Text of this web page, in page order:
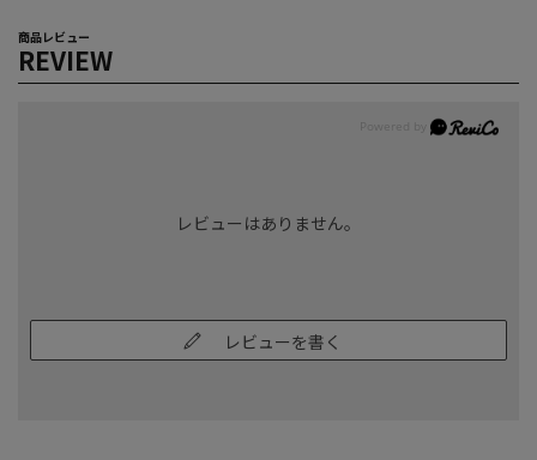
商品レビュー
REVIEW
レビューはありません。
レビューを書く